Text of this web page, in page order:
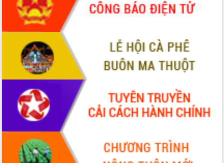
Nâng cao hiệu lực, hiệu quả HĐND
tỉnh thông qua hiện đại hóa hành chính
Xã Ea Phê gắn cải cách hành chính với
Phó Chủ tịch Thường trực UBND tỉnh
Hồ Thị Nguyên Thảo làm việc tại Trung
tâm Phục vụ hành chính công xã Ea
Phê
Xây dựng nền hành chính số đồng
hành cùng nông dân dân, doanh nghiệp
Giai đoạn 2026-2030, Đắk Lắk phấn
đấu có 77% xã đạt chuẩn nông thôn
mới
Chuyển đổi số 'mở đường' cho nông
nghiệp Đắk Lắk tăng trưởng bứt phá